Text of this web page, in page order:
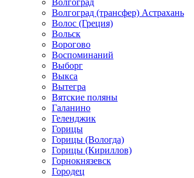
Волгоград
Волгоград (трансфер) Астрахань
Волос (Греция)
Вольск
Ворогово
Воспоминаний
Выборг
Выкса
Вытегра
Вятские поляны
Галанино
Геленджик
Горицы
Горицы (Вологда)
Горицы (Кириллов)
Горнокнязевск
Городец